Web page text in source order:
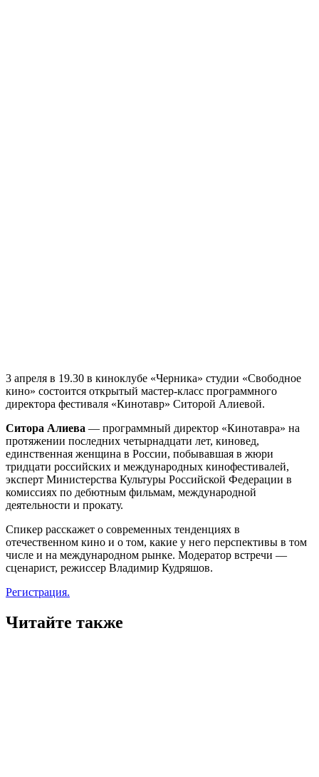
3 апреля в 19.30 в киноклубе «Черника» студии «Свободное
кино» состоится открытый мастер-класс программного
директора фестиваля «Кинотавр» Ситорой Алиевой.
Ситора Алиева — программный директор «Кинотавра» на
протяжении последних четырнадцати лет, киновед,
единственная женщина в России, побывавшая в жюри
тридцати российских и международных кинофестивалей,
эксперт Министерства Культуры Российской Федерации в
комиссиях по дебютным фильмам, международной
деятельности и прокату.
Спикер расскажет о современных тенденциях в
отечественном кино и о том, какие у него перспективы в том
числе и на международном рынке. Модератор встречи —
сценарист, режиссер Владимир Кудряшов.
Регистрация.
Читайте также